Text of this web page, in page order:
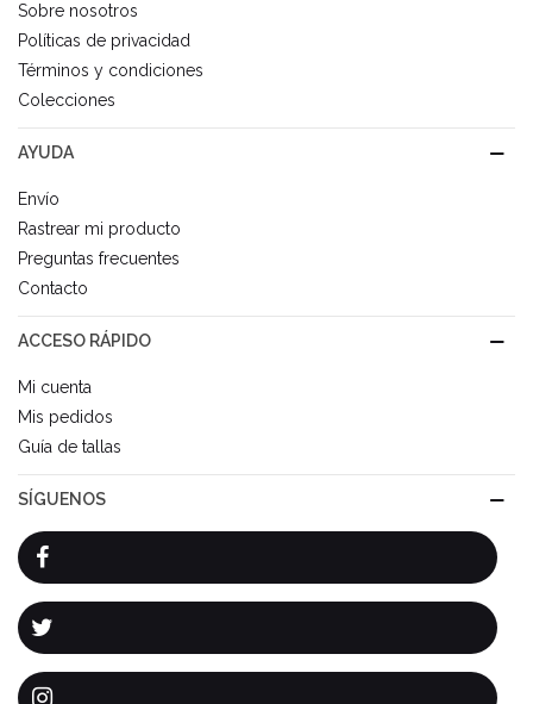
Sobre nosotros
Políticas de privacidad
Términos y condiciones
Colecciones
AYUDA
Envío
Rastrear mi producto
Preguntas frecuentes
Contacto
ACCESO RÁPIDO
Mi cuenta
Mis pedidos
Guía de tallas
SÍGUENOS